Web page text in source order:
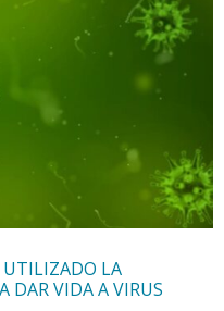
UTILIZADO LA
DAR VIDA A VIRUS